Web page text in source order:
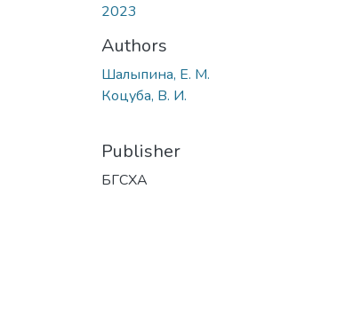
2023
Authors
Шалыпина, Е. М.
Коцуба, В. И.
Publisher
БГСХА